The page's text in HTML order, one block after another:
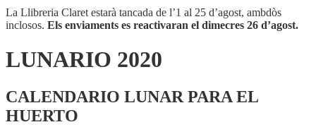
La Llibreria Claret estarà tancada de l’1 al 25 d’agost, ambdòs
inclosos. Els enviaments es reactivaran el dimecres 26 d’agost.
LUNARIO 2020
CALENDARIO LUNAR PARA EL
HUERTO